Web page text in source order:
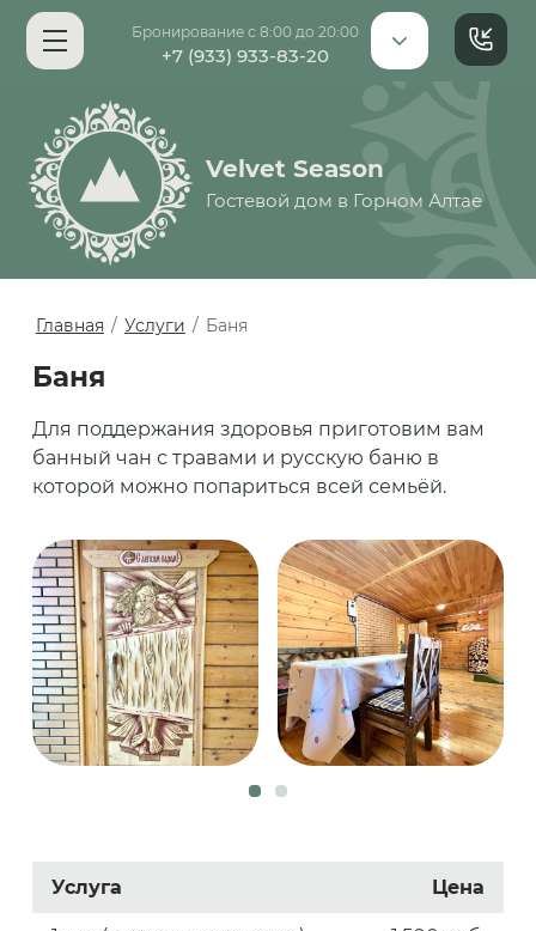
Velvet Season
Гостевой дом в Горном Алтае
Бронирование с 8:00 до 20:00
+7 (933) 933-83-20
Главная / Услуги / Баня
Баня
Для поддержания здоровья приготовим вам
банный чан с травами и русскую баню в
которой можно попариться всей семьёй.
Услуга Цена